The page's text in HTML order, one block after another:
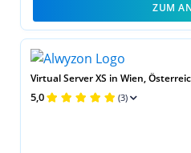
ZUM
Virtual Server XS in Wien,
5,0 (3)